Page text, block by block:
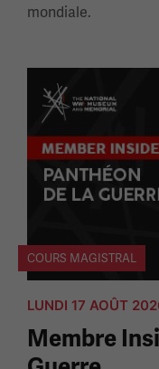
mondiale.
COURS MAGISTRAL
LUNDI 17 AOÛT
Membre